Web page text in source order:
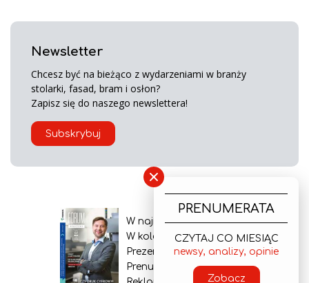
Newsletter
Chcesz być na bieżąco z wydarzeniami w branży
stolarki, fasad, bram i osłon?
Zapisz się do naszego newslettera!
Subskrybuj
W najnowszym wydaniu
W kolejnym numerze
Prezentacja gazety
Prenumerata
×
PRENUMERATA
CZYTAJ CO MIESIĄC
newsy, analizy, opinie
Zobacz